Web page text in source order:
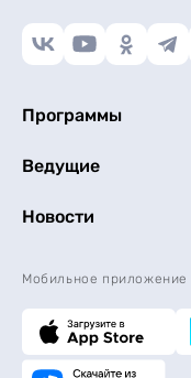
Программы
Ведущие
Новости
Мобильное